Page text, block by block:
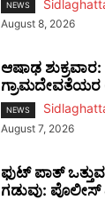
NEWS
August 8, 2026
ಆಷಾಢ
NEWS
August 7, 2026
ಫುಟ್‌ ಪಾತ್
ಗಡುವು: ಪೊಲೀಸ್